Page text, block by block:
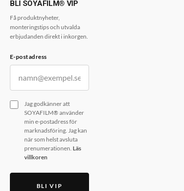
BLI SOYAFILM® VIP
Få produktnyheter,
monteringstips och utvalda
erbjudanden direkt i inkorgen.
E-postadress
Jag godkänner att
SOYAFILM® använder
min e-postadress för
marknadsföring. Jag kan
när som helst avsluta
prenumerationen. Läs
villkoren
BLI VIP